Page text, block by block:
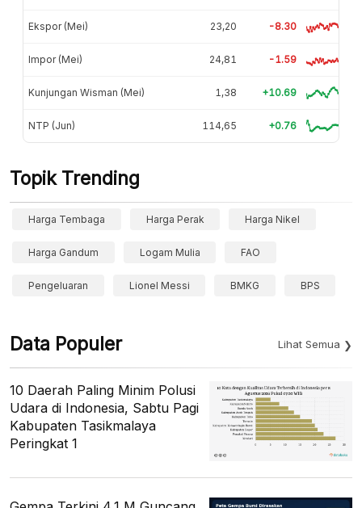
Ekspor (Mei) 23,20 -8.30
Impor (Mei) 24,81 -1.59
Kunjungan Wisman (Mei) 1,38 +10.69
NTP (Jun) 114,65 +0.76
Topik Trending
Harga Tembaga Harga Perak Harga Nikel
Harga Gandum Logam Mulia FAO
Pengeluaran Lionel Messi BMKG BPS
Data Populer Lihat Semua
10 Daerah Paling Minim Polusi
Udara di Indonesia, Sabtu Pagi
Kabupaten Tasikmalaya
Peringkat 1